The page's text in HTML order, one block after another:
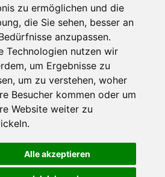
zu ermöglichen und die
die Sie sehen, besser an
anzupassen.
Technologien nutzen wir
um Ergebnisse zu
um zu verstehen, woher
Besucher kommen oder um
Website weiter zu
Alle akzeptieren
in Neuss wurde am
2026 aktualisiert.
und andere